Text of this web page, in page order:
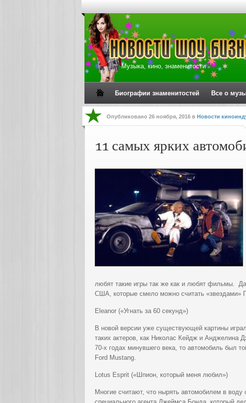
Музыка, кино, знаменитости
Биографии знаменитостей Все о
Опубликовано 26 ноября, 2016 в Новости
11 самых ярких
любят такие игры так же как и любят фильмы.
США, которые смело можно считать «звездами»
Eleanor («Угнать за 60 секунд»)
В новой версии уже существующей картины
таких актеров, как Николас Кейдж и Анджелина
70-х годах минувшего века, то автомобиль был
Ford Mustang.
Lotus Esprit («Шпион, который меня любил»)
Многие считают, что нырять автомобилем в